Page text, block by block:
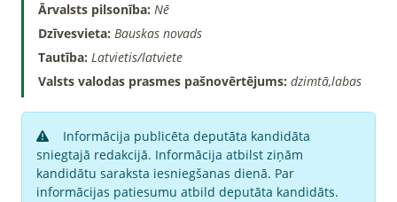
Ārvalsts pilsonība: Nē
Dzīvesvieta: Bauskas novads
Tautība: Latvietis/latviete
Valsts valodas prasmes pašnovērtējums: dzimtā,labas
Informācija publicēta deputāta kandidāta
sniegtajā redakcijā. Informācija atbilst ziņām
kandidātu saraksta iesniegšanas dienā. Par
informācijas patiesumu atbild deputāta kandidāts.